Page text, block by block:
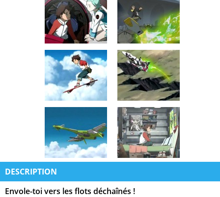
DESCRIPTION
Envole-toi vers les flots déchaînés !